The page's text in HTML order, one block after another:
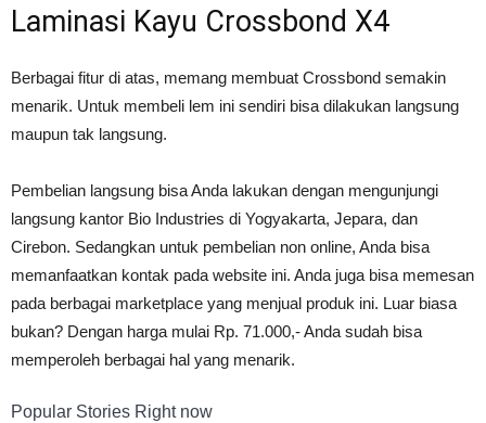
Laminasi Kayu Crossbond X4
Berbagai fitur di atas, memang membuat Crossbond semakin
menarik. Untuk membeli lem ini sendiri bisa dilakukan langsung
maupun tak langsung.
Pembelian langsung bisa Anda lakukan dengan mengunjungi
langsung kantor Bio Industries di Yogyakarta, Jepara, dan
Cirebon. Sedangkan untuk pembelian non online, Anda bisa
memanfaatkan kontak pada website ini. Anda juga bisa memesan
pada berbagai marketplace yang menjual produk ini. Luar biasa
bukan? Dengan harga mulai Rp. 71.000,- Anda sudah bisa
memperoleh berbagai hal yang menarik.
Popular Stories Right now